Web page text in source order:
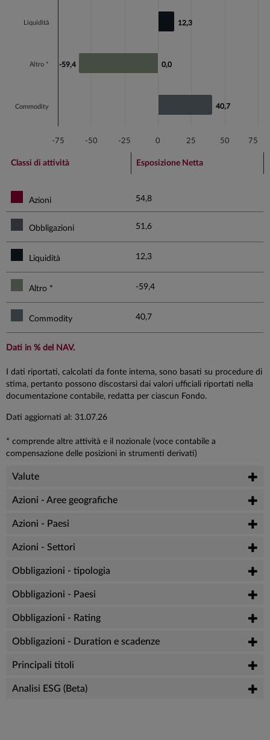
0,0
0,0
12,3
12,3
-59,4
-59,4
40,7
40,7
0
-75 -50 -25 25 50 75
Liquidità
Altro *
Commodity
End of interactive chart.
Classi di attività Esposizione Netta
Azioni 54,8
Obbligazioni 51,6
Liquidità 12,3
Altro * -59,4
Commodity 40,7
Dati in % del NAV.
I dati riportati, calcolati da fonte interna, sono basati su procedure di
stima, pertanto possono discostarsi dai valori ufficiali riportati nella
documentazione contabile, redatta per ciascun Fondo.
Dati aggiornati al: 31.07.26
* comprende altre attività e il nozionale (voce contabile a
compensazione delle posizioni in strumenti derivati)
Valute
Azioni - Aree geografiche
Azioni - Paesi
Azioni - Settori
Obbligazioni - tipologia
Obbligazioni - Paesi
Obbligazioni - Rating
Obbligazioni - Duration e scadenze
Principali titoli
Analisi ESG (Beta)